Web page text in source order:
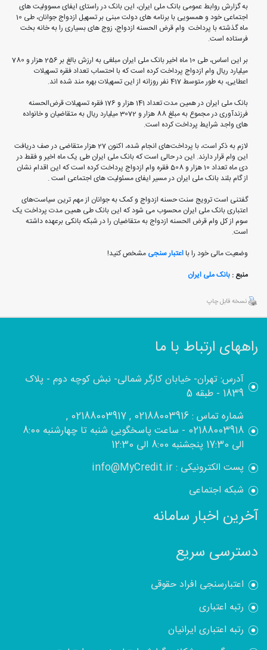
به گزارش روابط عمومی بانک ملی ایران، این بانک در راستای ایفای مسوولیت های
اجتماعی خود و همسویی با برنامه های دولت مبنی بر تسهیل ازدواج جوانان، طی 10
ماه گذشته با پرداخت وام قرض الحسنه ازدواج، زوج های بسیاری را به خانه بخت
فرستاده است.
بر این اساس، طی 10 ماه اخیر بانک ملی ایران مبلغی به ارزش بالغ بر 256 هزار و 780
میلیارد ریال وام ازدواج پرداخت کرده است که با احتساب تعداد فقره تسهیلات
اعطایی، به طور متوسط 417 نفر روزانه از این تسهیلات بهره مند شده اند.
بانک ملی ایران در همین مدت تعداد 141 هزار و 176 فقره تسهیلات قرض‌الحسنه
فرزندآوری در مجموع به مبلغ 88 هزار و 3072 میلیارد ریال به متقاضیان و خانواده
های واجد شرایط پرداخت کرده است.
لازم به ذکر است، با پرداخت‌های انجام شده، اکنون 27 هزار متقاضی در صف دریافت
این وام قرار دارند. این در حالی است که بانک ملی ایران طی یک ماه اخیر و فقط در
دی ماه تعداد 10 هزار و 508 فقره وام ازدواج پرداخت کرده است که این اقدام نشان
از گام بلند بانک ملی ایران در مسیر ایفای مسئولیت های اجتماعی است .
گفتنی است ترویج سنت حسنه ازدواج و کمک به جوانان از مهم ترین سیاست‌های
اعتباری بانک ملی ایران محسوب می شود که این بانک طی همین مدت پرداخت یک
سوم از کل وام قرض الحسنه ازدواج به متقاضیان را در شبکه بانکی برعهده داشته
است.
وضعیت مالی خود را بااعتبار سنجی مشخص کنید!
منبع : بانک ملی ایران
نسخه قابل چاپ
راههای ارتباط با ما
آدرس: تهران- خیابان کارگر شمالی- نبش کوچه دوم - پلاک
1839 - طبقه 5
شماره تماس : 02188003916 , 02188003917 ,
02188003918 - ساعت پاسخگویی شنبه تا چهارشنبه 8:00
الی 17:30 پنجشنبه 8:00 الی 12:30
پست الکترونیکی : info@MyCredit.ir
شبکه اجتماعی
آخرین اخبار سامانه
دسترسی سریع
اعتبارسنجی افراد حقوقی
رتبه اعتباری
رتبه اعتباری ایرانیان